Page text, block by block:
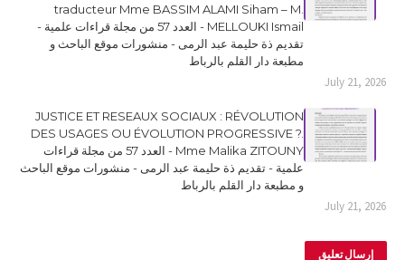
traducteur Mme BASSIM ALAMI Siham – M.
MELLOUKI Ismail - العدد 57 من مجلة قراءات علمية -
تقديم ذة حليمة عبد الرمى - منشورات موقع الباحث و
مطبعة دار القلم بالرباط
July 21, 2026
JUSTICE ET RESEAUX SOCIAUX : RÉVOLUTION
DES USAGES OU ÉVOLUTION PROGRESSIVE ?.
Mme Malika ZITOUNY - العدد 57 من مجلة قراءات
علمية - تقديم ذة حليمة عبد الرمى - منشورات موقع الباحث
و مطبعة دار القلم بالرباط
July 21, 2026
إرسال تعليق